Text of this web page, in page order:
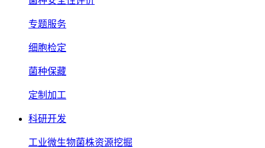
专题服务
细胞检定
菌种保藏
定制加工
科研开发
工业微生物菌株资源挖掘